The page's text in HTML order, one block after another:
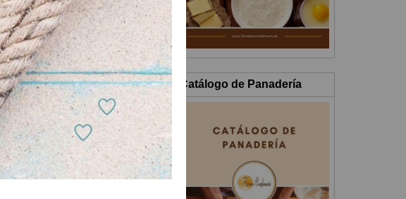
Catálogo de Panadería